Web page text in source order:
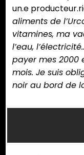
un.e
aliments de
vitamines, ma
l’eau,
payer mes 2000
mois. Je suis
noir au bord de